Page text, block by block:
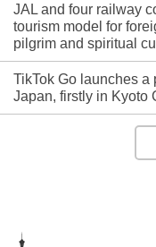
JAL and four railway
tourism model for
pilgrim and spiritual
TikTok Go launches
Japan, firstly in Kyoto